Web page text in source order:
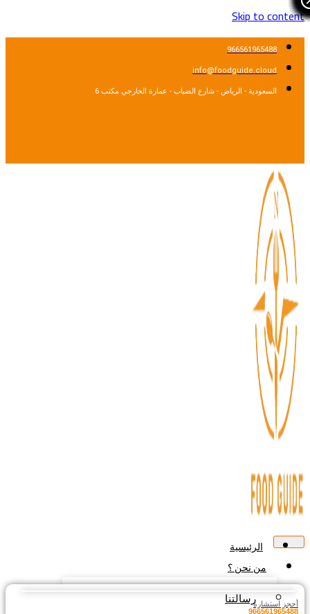
Skip to
966561965488
info@foodguide.cloud
السعودية - الرياض - شارع الضباب - عمارة الخارجي مكتب 6
الرئيسية
من نحن ؟
رسالتنا استشارة